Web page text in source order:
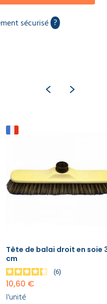
sécurisé ?
Tête de balai droit en soie
cm
6
10,60 €
l'unité